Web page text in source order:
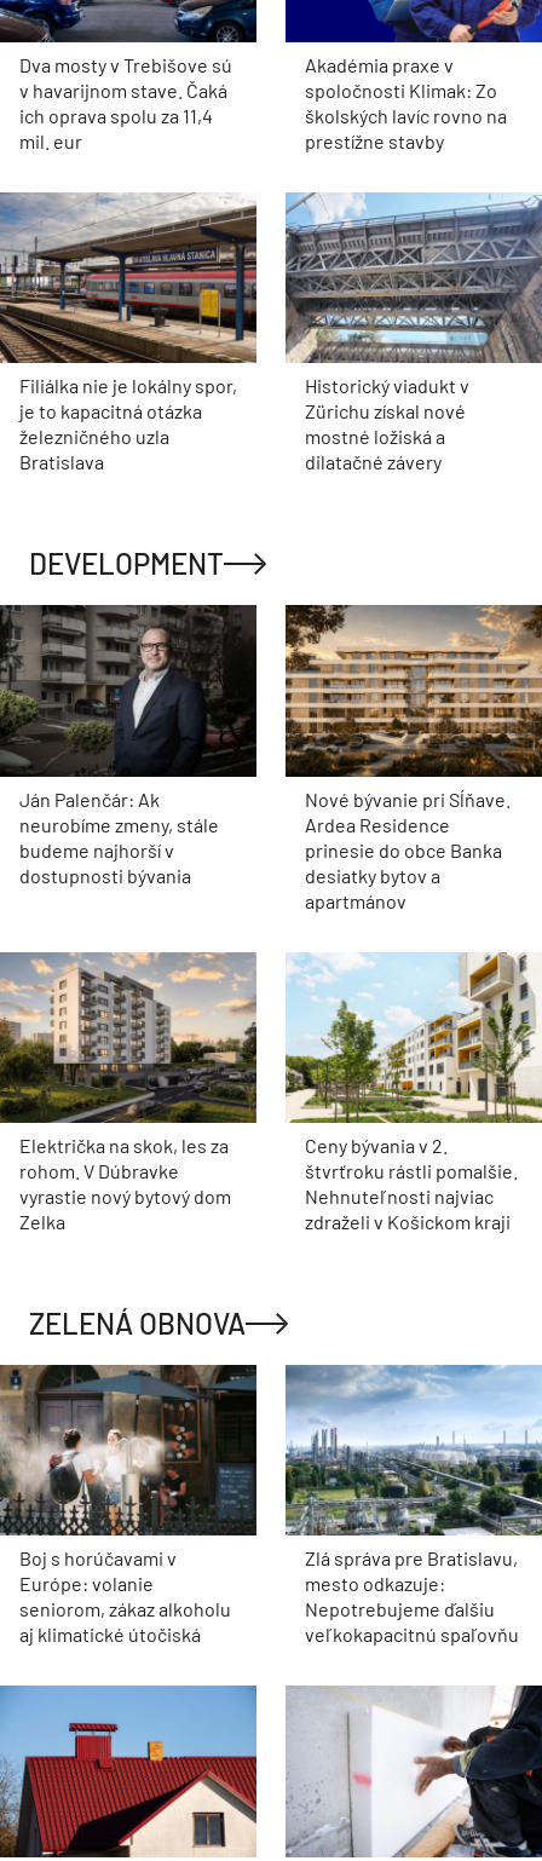
Dva mosty v Trebišove sú
v havarijnom stave. Čaká
ich oprava spolu za 11,4
mil. eur
Akadémia praxe v
spoločnosti Klimak: Zo
školských lavíc rovno na
prestížne stavby
Filiálka nie je lokálny spor,
je to kapacitná otázka
železničného uzla
Bratislava
Historický viadukt v
Zürichu získal nové
mostné ložiská a
dilatačné závery
DEVELOPMENT
Ján Palenčár: Ak
neurobíme zmeny, stále
budeme najhorší v
dostupnosti bývania
Nové bývanie pri Sĺňave.
Ardea Residence
prinesie do obce Banka
desiatky bytov a
apartmánov
Električka na skok, les za
rohom. V Dúbravke
vyrastie nový bytový dom
Zelka
Ceny bývania v 2.
štvrťroku rástli pomalšie.
Nehnuteľnosti najviac
zdraželi v Košickom kraji
ZELENÁ OBNOVA
Boj s horúčavami v
Európe: volanie
seniorom, zákaz alkoholu
aj klimatické útočiská
Zlá správa pre Bratislavu,
mesto odkazuje:
Nepotrebujeme ďalšiu
veľkokapacitnú spaľovňu